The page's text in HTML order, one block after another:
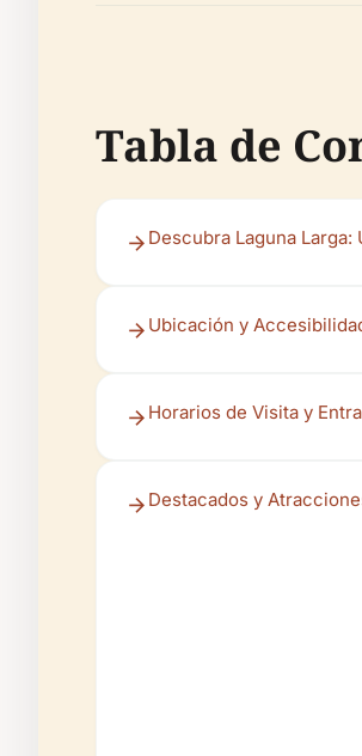
Tabla de
Descubra Laguna
Ubicación y
Horarios de Visita y
Destacados y